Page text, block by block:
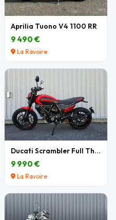
Aprilia Tuono V4 1100 RR
9 490 €
La Ravoire
Ducati Scrambler Full Throttle 803 cm3
9 990 €
La Ravoire